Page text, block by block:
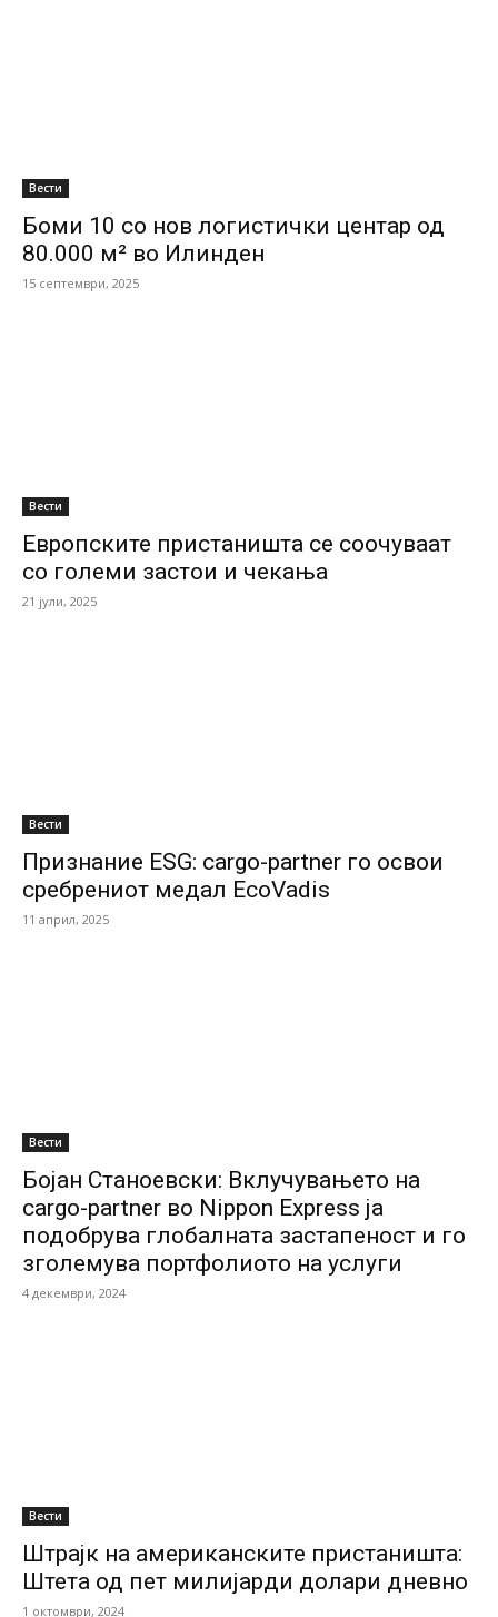
Вести
Боми 10 со нов логистички центар од
80.000 м² во Илинден
15 септември, 2025
Вести
Европските пристаништа се соочуваат
со големи застои и чекања
21 јули, 2025
Вести
Признание ESG: cargo-partner го освои
сребрениот медал EcoVadis
11 април, 2025
Вести
Бојан Станоевски: Вклучувањето на
cargo-partner во Nippon Express ја
подобрува глобалната застапеност и го
зголемува портфолиото на услуги
4 декември, 2024
Вести
Штрајк на американските пристаништа:
Штета од пет милијарди долари дневно
1 октомври, 2024